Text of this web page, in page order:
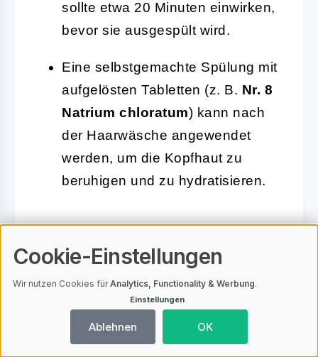
sollte etwa 20 Minuten einwirken,
bevor sie ausgespült wird.
Eine selbstgemachte Spülung mit
aufgelösten Tabletten (z. B. Nr. 8
Natrium chloratum) kann nach
der Haarwäsche angewendet
werden, um die Kopfhaut zu
beruhigen und zu hydratisieren.
Methoden sorgt dafür, dass die
Mineralstoffe sowohl von innen als
auch von außen wirken können.
Während die innerliche Einnahme den
Cookie-Einstellungen
Wir nutzen Cookies fürAnalytics, Functionality & Werbung.
Einstellungen
Ablehnen OK